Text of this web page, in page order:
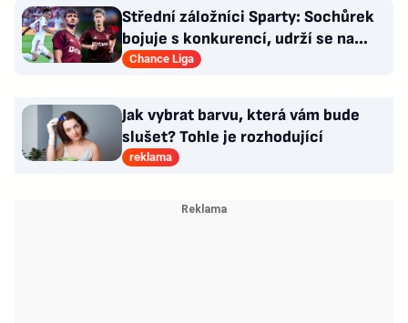
Střední záložníci Sparty: Sochůrek
bojuje s konkurencí, udrží se na
Letné Hollý?
Chance Liga
Jak vybrat barvu, která vám bude
slušet? Tohle je rozhodující
reklama